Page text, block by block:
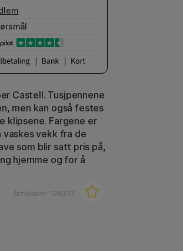
Castell. Tusjpennene
men kan også festes
klipsene. Fargene er
vekk fra de
som blir satt pris på,
hjemme og for å
Artikkelnr: 128317